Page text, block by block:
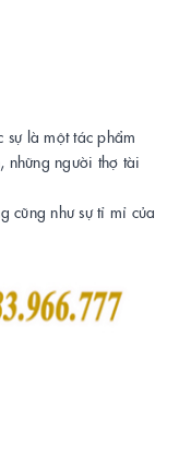
là một tác phẩm
những người thợ tài
cũng như sự tỉ mỉ của